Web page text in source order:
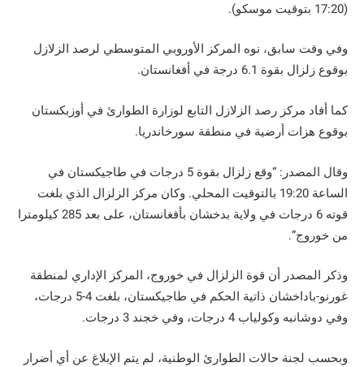
(17:20 بتوقيت موسكو).
وفي وقت سابق، نوه المركز الأوروبي المتوسطي لرصد الزلازل
بوقوع زلزال بقوة 6.1 درجة في أفغانستان.
كما أفاد مركز رصد الزلازل التابع لوزارة الطوارئ في أوزبكستان
بوقوع هزات أرضية في منطقة سورخاندريا.
وقال المصدر: “وقع زلزال بقوة 5 درجات في طاجيكستان في
الساعة 19:20 بالتوقيت المحلي. وكان مركز الزلزال الذي بلغت
قوته 6 درجات في ولاية بدخشان بأفغانستان، على بعد 285 كيلومترا
من خوروج”.
وذكر المصدر أن قوة الزلزال في خوروج، المركز الإداري لمنطقة
غورنو-باداخشان ذاتية الحكم في طاجيكستان، بلغت 4-5 درجات،
وفي دوشانبه وكولياب 4 درجات، وفي خجند 3 درجات.
وبحسب لجنة حالات الطوارئ الوطنية، لم يتم الإبلاغ عن أي أضرار